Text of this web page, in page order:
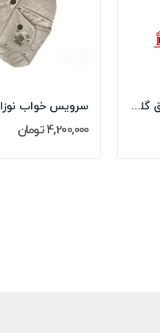
سرویس خواب نوزاد با قنداق گلدوزی مادرکر...
4,200,000 تومان